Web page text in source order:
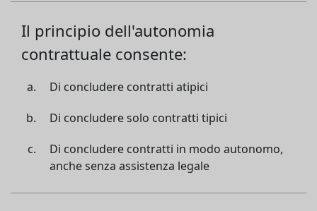
Il principio dell'autonomia
contrattuale consente:
Di concludere contratti atipici
Di concludere solo contratti tipici
Di concludere contratti in modo autonomo,
anche senza assistenza legale